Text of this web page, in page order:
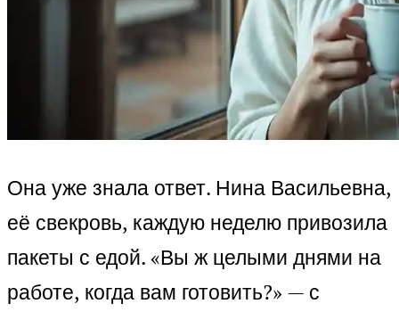
Она уже знала ответ. Нина Васильевна,
её свекровь, каждую неделю привозила
пакеты с едой. «Вы ж целыми днями на
работе, когда вам готовить?» — с